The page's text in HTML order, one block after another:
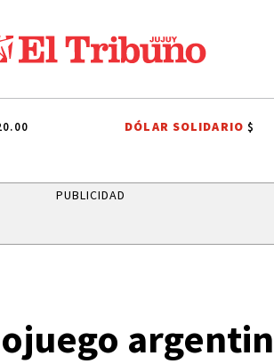
HOMBRES Y MUJERES QUE HICIERON HISTORIA
DÓLAR SOLIDARIO$
PUBLICIDAD